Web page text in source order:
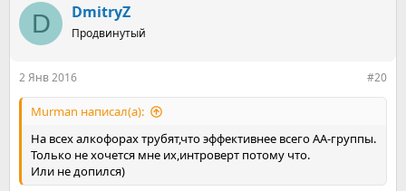
к
ц
и
D DmitryZ
Продвинутый
2 Янв 2016 #20
Murman написал(а):
На всех алкофорах трубят,что эффективнее всего АА-группы.
Только не хочется мне их,интроверт потому что.
Или не допился)